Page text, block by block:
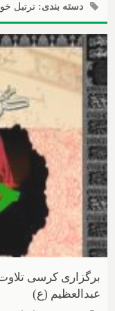
دسته بندی:ترتیل
برگزاری کرسی
عبدالعظیم (ع)